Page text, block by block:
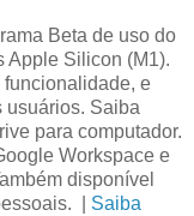
Beta de uso do
Apple Silicon (M1).
e
usuários. Saiba
para computador.
Workspace e
disponível
| Saiba